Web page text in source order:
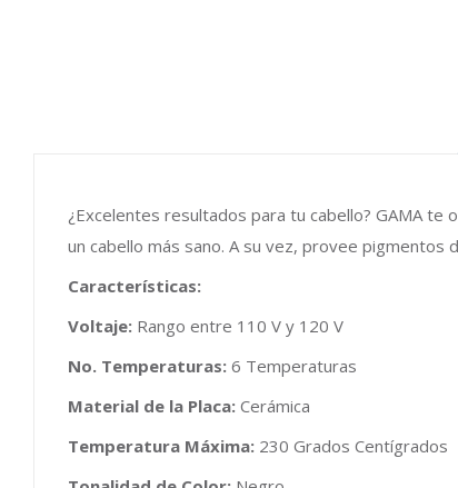
¿Excelentes resultados para tu cabello? GAMA te
un cabello más sano. A su vez, provee pigmentos
Características:
Voltaje: Rango entre 110 V y 120 V
No. Temperaturas: 6 Temperaturas
Material de la Placa: Cerámica
Temperatura Máxima: 230 Grados Centígrados